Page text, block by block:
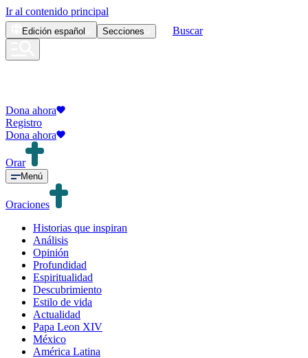
Ir al contenido principal
Edición español Secciones Buscar
Dona ahora
Registro
Dona ahora
Orar
Menú
Oraciones
Historias que inspiran
Análisis
Opinión
Profundidad
Espiritualidad
Descubrimiento
Estilo de vida
Actualidad
Papa Leon XIV
México
América Latina